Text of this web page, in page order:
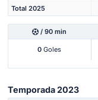
Total 2025
/ 90 min
0 Goles
Temporada 2023